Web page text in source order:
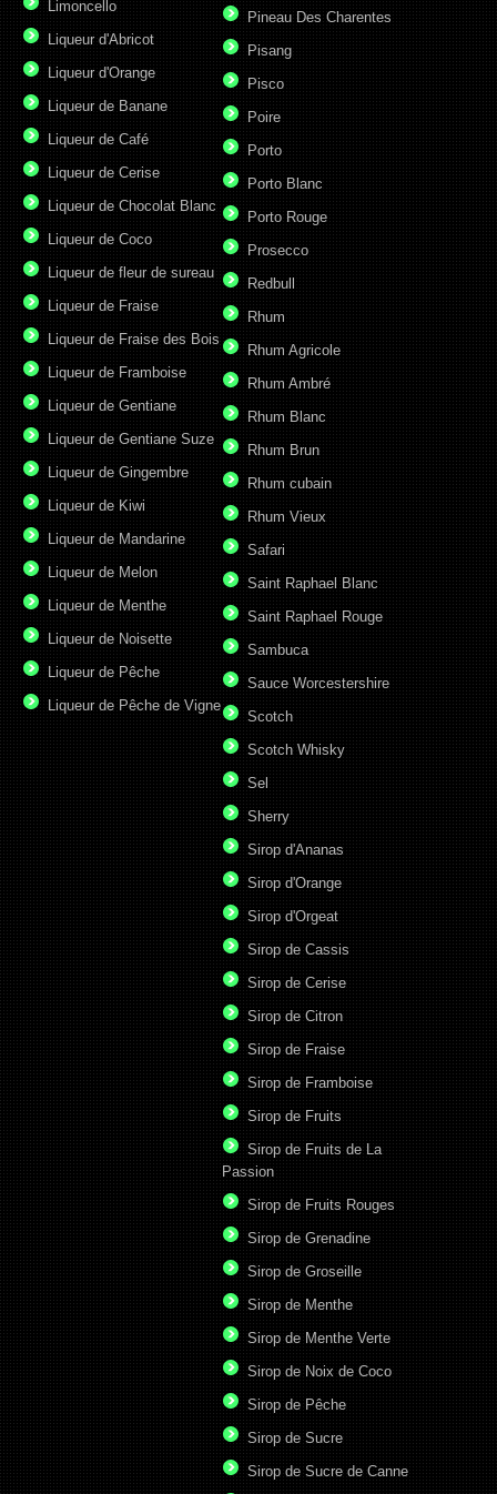
Limoncello
Liqueur d'Abricot
Liqueur d'Orange
Liqueur de Banane
Liqueur de Café
Liqueur de Cerise
Liqueur de Chocolat Blanc
Liqueur de Coco
Liqueur de fleur de sureau
Liqueur de Fraise
Liqueur de Fraise des Bois
Liqueur de Framboise
Liqueur de Gentiane
Liqueur de Gentiane Suze
Liqueur de Gingembre
Liqueur de Kiwi
Liqueur de Mandarine
Liqueur de Melon
Liqueur de Menthe
Liqueur de Noisette
Liqueur de Pêche
Liqueur de Pêche de Vigne
Pineau Des Charentes
Pisang
Pisco
Poire
Porto
Porto Blanc
Porto Rouge
Prosecco
Redbull
Rhum
Rhum Agricole
Rhum Ambré
Rhum Blanc
Rhum Brun
Rhum cubain
Rhum Vieux
Safari
Saint Raphael Blanc
Saint Raphael Rouge
Sambuca
Sauce Worcestershire
Scotch
Scotch Whisky
Sel
Sherry
Sirop d'Ananas
Sirop d'Orange
Sirop d'Orgeat
Sirop de Cassis
Sirop de Cerise
Sirop de Citron
Sirop de Fraise
Sirop de Framboise
Sirop de Fruits
Sirop de Fruits de La
Passion
Sirop de Fruits Rouges
Sirop de Grenadine
Sirop de Groseille
Sirop de Menthe
Sirop de Menthe Verte
Sirop de Noix de Coco
Sirop de Pêche
Sirop de Sucre
Sirop de Sucre de Canne